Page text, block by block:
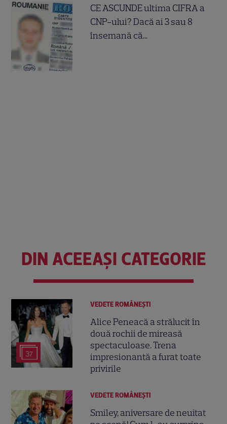
CE ASCUNDE ultima CIFRA a
CNP-ului? Dacă ai 3 sau 8
însemană că...
DIN ACEEAȘI CATEGORIE
37
VEDETE ROMÂNEŞTI
Alice Peneacă a strălucit în
două rochii de mireasă
spectaculoase. Trena
impresionantă a furat toate
privirile
VEDETE ROMÂNEŞTI
Smiley, aniversare de neuitat